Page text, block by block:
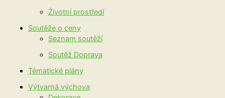
Životní prostředí
Soutěže o ceny
Seznam soutěží
Soutěž Doprava
Tématické plány
Výtvarná výchova